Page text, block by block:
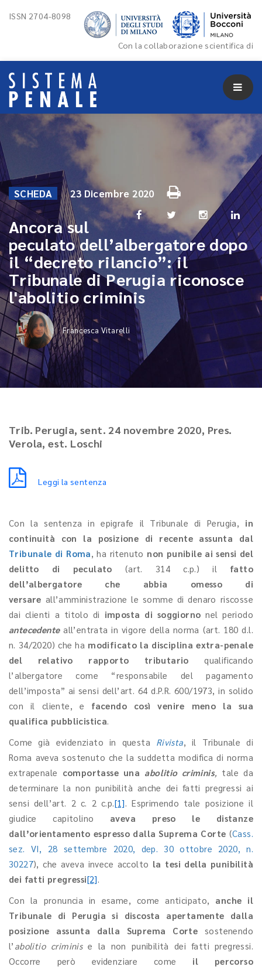
ISSN 2704-8098
Con la collaborazione scientifica di
SCHEDA 23 Dicembre 2020
Ancora sul
peculato dell’albergatore dopo
il “decreto rilancio”: il
Tribunale di Perugia riconosce
l'abolitio criminis
Francesca Vitarelli
Trib. Perugia, sent. 24 novembre 2020, Pres.
Verola, est. Loschi
Leggi la sentenza
Con la sentenza in epigrafe il Tribunale di Perugia, in
continuità con la posizione di recente assunta dal
Tribunale di Roma, ha ritenuto non punibile ai sensi del
delitto di peculato (art. 314 c.p.) il fatto
dell’albergatore che abbia omesso di
versare all’amministrazione le somme di denaro riscosse
dai clienti a titolo di imposta di soggiorno nel periodo
antecedente all’entrata in vigore della norma (art. 180 d.l.
n. 34/2020) che ha modificato la disciplina extra-penale
del relativo rapporto tributario qualificando
l’albergatore come “responsabile del pagamento
dell’imposta” ai sensi dell’art. 64 d.P.R. 600/1973, in solido
con il cliente, e facendo così venire meno la sua
qualifica pubblicistica.
Come già evidenziato in questa Rivista, il Tribunale di
Roma aveva sostenuto che la suddetta modifica di norma
extrapenale comportasse una abolitio criminis, tale da
determinare la non punibilità anche dei fatti pregressi ai
sensi dell’art. 2 c. 2 c.p.[1]. Esprimendo tale posizione il
giudice capitolino aveva preso le distanze
dall’orientamento espresso dalla Suprema Corte (Cass.
sez. VI, 28 settembre 2020, dep. 30 ottobre 2020, n.
30227), che aveva invece accolto la tesi della punibilità
dei fatti pregressi[2].
Con la pronuncia in esame, come anticipato, anche il
Tribunale di Perugia si discosta apertamente dalla
posizione assunta dalla Suprema Corte sostenendo
l’ abolitio criminise la non punibilità dei fatti pregressi.
Occorre però evidenziare come il percorso